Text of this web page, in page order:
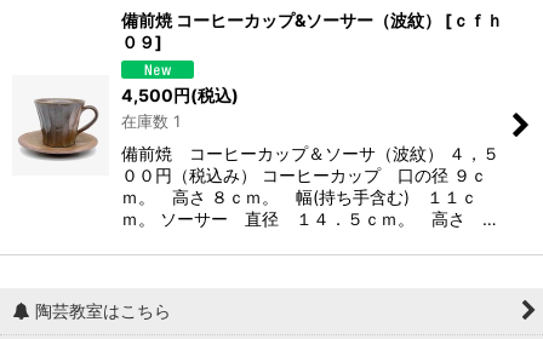
備前焼 コーヒーカップ&ソーサー（波紋） [ ｃｆｈ
０９]
4,500円(税込)
在庫数 1
備前焼 コーヒーカップ＆ソーサ（波紋） ４，５
００円（税込み） コーヒーカップ 口の径 ９ｃ
ｍ。 高さ ８ｃｍ。 幅(持ち手含む) １１ｃ
ｍ。 ソーサー 直径 １４．５ｃｍ。 高さ …
陶芸教室はこちら